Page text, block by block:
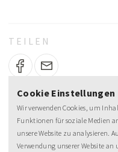
TEILEN
Cookie Einstellungen
Wir verwenden Cookies, um
Funktionen für soziale Medien
unsere Website zu analysieren.
Verwendung unserer Website an